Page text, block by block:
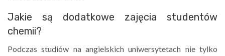
Jakie są dodatkowe zajęcia studentów
chemii?
Podczas studiów na angielskich uniwersytetach nie tylko